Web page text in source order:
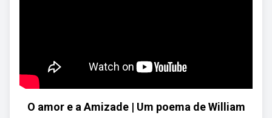
O amor e a Amizade | Um poema de William